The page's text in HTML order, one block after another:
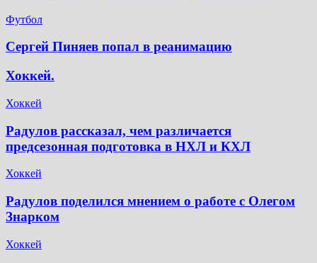
Футбол
Сергей Пиняев попал в реанимацию
Хоккей.
Хоккей
Радулов рассказал, чем различается
предсезонная подготовка в НХЛ и КХЛ
Хоккей
Радулов поделился мнением о работе с Олегом
Знарком
Хоккей